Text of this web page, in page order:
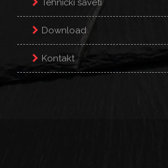
Tehnički saveti
Download
Kontakt